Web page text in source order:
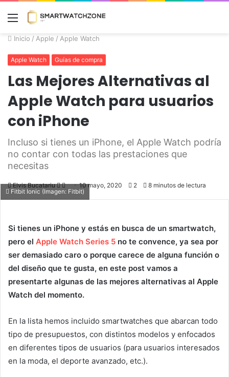
Menú
Inicio / Apple / Apple Watch
Apple Watch Guías de compra
Las Mejores Alternativas al
Apple Watch para usuarios
con iPhone
Incluso si tienes un iPhone, el Apple Watch podría
no contar con todas las prestaciones que
necesitas
Elvis Bucatariu
Follow
Send10 mayo, 2020 2 8 minutos de lectura
Fitbit Ionic (Imagen: Fitbit)
Si tienes un iPhone y estás en busca de un smartwatch,
pero el Apple Watch Series 5 no te convence, ya sea por
ser demasiado caro o porque carece de alguna función o
del diseño que te gusta, en este post vamos a
presentarte algunas de las mejores alternativas al Apple
Watch del momento.
En la lista hemos incluido smartwatches que abarcan todo
tipo de presupuestos, con distintos modelos y enfocados
en diferentes tipos de usuarios (para usuarios interesados
en la moda, el deporte avanzado, etc.).